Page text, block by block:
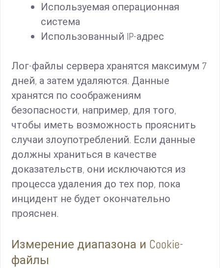
Используемая операционная
система
Использованный IP-адрес
Лог-файлы сервера хранятся максимум 7
дней, а затем удаляются. Данные
хранятся по соображениям
безопасности, например, для того,
чтобы иметь возможность прояснить
случаи злоупотреблений. Если данные
должны храниться в качестве
доказательств, они исключаются из
процесса удаления до тех пор, пока
инцидент не будет окончательно
прояснен.
Измерение диапазона и Cookie-
файлы